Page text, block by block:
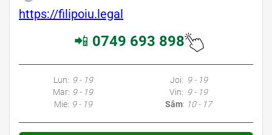
https://filipoiu.legal
📲 0749 693 898
Lun: 9 - 19
Mar: 9 - 19
Mie: 9 - 19
Joi: 9 - 19
Vin: 9 - 19
Sâm: 10 - 17